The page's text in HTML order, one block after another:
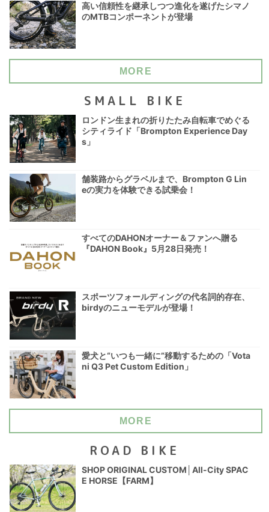
高い信頼性を継承しつつ進化を遂げたシマノ
のMTBコンポーネントが登場
MORE
SMALL BIKE
ロンドン生まれの折りたたみ自転車でめぐる
シティライド「Brompton Experience Day
s」
舗装路からグラベルまで、Brompton G Lin
eの実力を体験できる試乗会！
すべてのDAHONオーナー＆ファンへ贈る
『DAHON Book』5月28日発売！
スポーツフォールディングの代名詞的存在、
birdyのニューモデルが登場！
愛犬と“いつも一緒に”移動するための「Vota
ni Q3 Pet Custom Edition」
MORE
ROAD BIKE
SHOP ORIGINAL CUSTOM│All-City SPAC
E HORSE【FARM】